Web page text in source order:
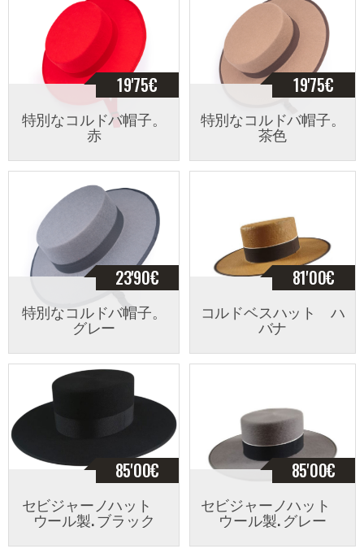
19'75€
特別なコルドバ帽子。
赤
19'75€
特別なコルドバ帽子。
茶色
23'90€
特別なコルドバ帽子。
グレー
81'00€
コルドベスハット ハ
バナ
85'00€
セビジャーノハット
ウール製. ブラック
85'00€
セビジャーノハット
ウール製. グレー